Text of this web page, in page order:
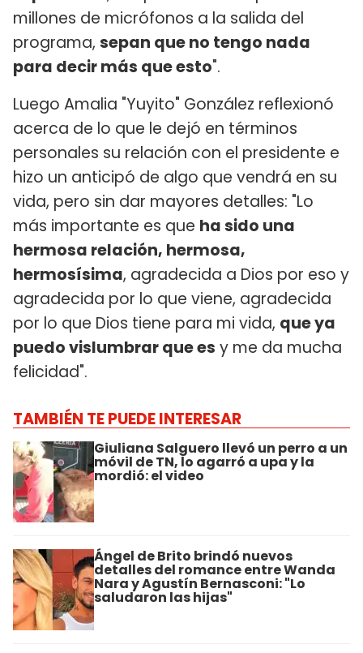
millones de micrófonos a la salida del
programa, sepan que no tengo nada
para decir más que esto".
Luego Amalia "Yuyito" González reflexionó
acerca de lo que le dejó en términos
personales su relación con el presidente e
hizo un anticipó de algo que vendrá en su
vida, pero sin dar mayores detalles: "Lo
más importante es que ha sido una
hermosa relación, hermosa,
hermosísima, agradecida a Dios por eso y
agradecida por lo que viene, agradecida
por lo que Dios tiene para mi vida, que ya
puedo vislumbrar que es y me da mucha
felicidad".
TAMBIÉN TE PUEDE INTERESAR
Giuliana Salguero llevó un perro a un
móvil de TN, lo agarró a upa y la
mordió: el video
Ángel de Brito brindó nuevos
detalles del romance entre Wanda
Nara y Agustín Bernasconi: "Lo
saludaron las hijas"